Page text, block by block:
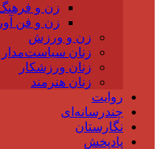
زن و
زن و فن
زن و ورزش
زنان سیاست‌مدار
زنان ورزشکار
زنان هنرمند
روایت
چندرسانه‌ای
نگارستان
پادپخش